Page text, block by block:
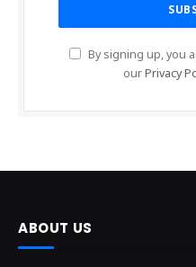
By signing up, you
ourPrivacy
ABOUT US